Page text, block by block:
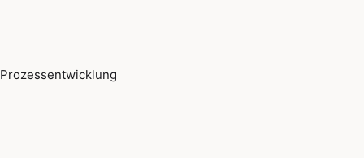
Prozessentwicklung